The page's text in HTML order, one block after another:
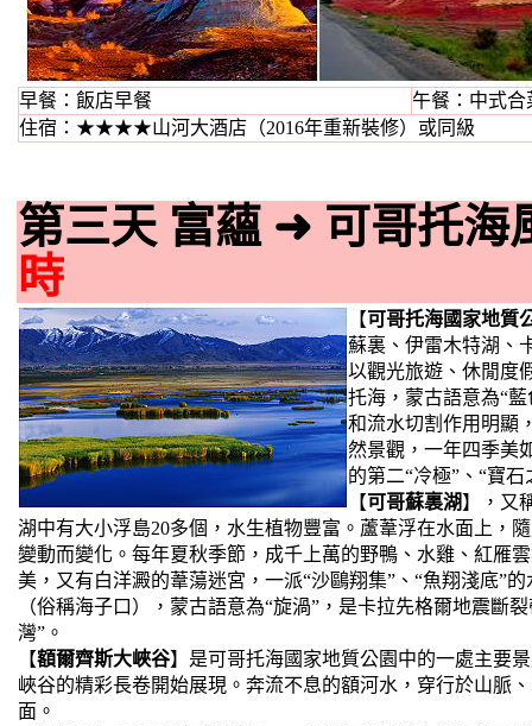
早餐：飯店早餐
午餐：中式合
住宿：★★★★山河大酒店（2016年重新裝修）或同級
第三天 富蘊 ➜ 可哥托海
時
【可哥托海國家地質
蘇裏、伊雷木特湖、
以觀光旅遊、休閒度
托海，蒙古語意為“
和流水切割作用明顯
然景觀，一年四季美
的第二“冷極”、“寶
【可哥蘇裏湖】，又
湖中有大小浮島20多個，水生植物豐富。蘆葦浮在水面上，
變動而變化。每年夏秋季節，成千上萬的野鴨、水雞、紅雁
美，又有白洋澱的葦蕩迷宮，一派“沙鷗翔集”、“魚翔淺底”
（俗稱海子口），蒙古語意為“旋渦”，是卡拉先格爾地震斷
灣”。
【額爾齊斯大峽谷】是可哥托海國家地質公園中的一處主要
峽谷的精彩長卷開始展現。奔流不息的額河水，穿行於山脈
面。